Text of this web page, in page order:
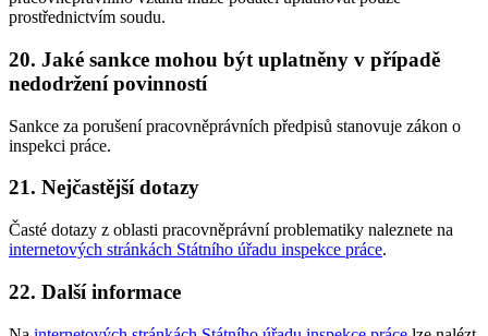
prostřednictvím soudu.
20. Jaké sankce mohou být uplatněny v případě
nedodržení povinností
Sankce za porušení pracovněprávních předpisů stanovuje zákon o
inspekci práce.
21. Nejčastější dotazy
Časté dotazy z oblasti pracovněprávní problematiky naleznete na
internetových stránkách Státního úřadu inspekce práce.
22. Další informace